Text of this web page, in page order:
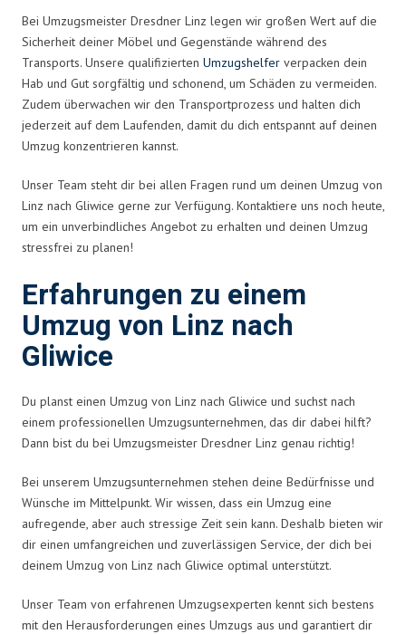
Bei Umzugsmeister Dresdner Linz legen wir großen Wert auf die
Sicherheit deiner Möbel und Gegenstände während des
Transports. Unsere qualifizierten Umzugshelfer verpacken dein
Hab und Gut sorgfältig und schonend, um Schäden zu vermeiden.
Zudem überwachen wir den Transportprozess und halten dich
jederzeit auf dem Laufenden, damit du dich entspannt auf deinen
Umzug konzentrieren kannst.
Unser Team steht dir bei allen Fragen rund um deinen Umzug von
Linz nach Gliwice gerne zur Verfügung. Kontaktiere uns noch heute,
um ein unverbindliches Angebot zu erhalten und deinen Umzug
stressfrei zu planen!
Erfahrungen zu einem
Umzug von Linz nach
Gliwice
Du planst einen Umzug von Linz nach Gliwice und suchst nach
einem professionellen Umzugsunternehmen, das dir dabei hilft?
Dann bist du bei Umzugsmeister Dresdner Linz genau richtig!
Bei unserem Umzugsunternehmen stehen deine Bedürfnisse und
Wünsche im Mittelpunkt. Wir wissen, dass ein Umzug eine
aufregende, aber auch stressige Zeit sein kann. Deshalb bieten wir
dir einen umfangreichen und zuverlässigen Service, der dich bei
deinem Umzug von Linz nach Gliwice optimal unterstützt.
Unser Team von erfahrenen Umzugsexperten kennt sich bestens
mit den Herausforderungen eines Umzugs aus und garantiert dir